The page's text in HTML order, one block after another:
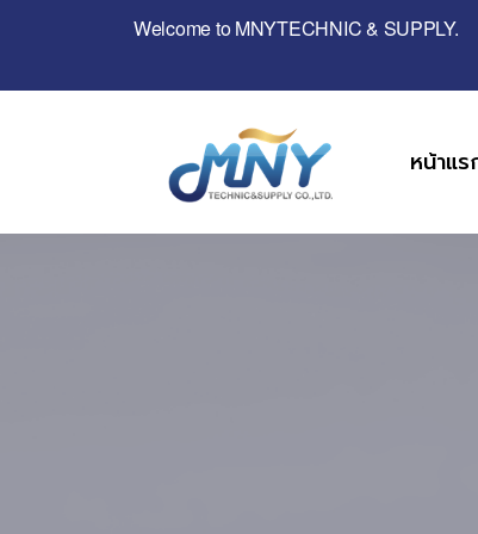
Welcome to MNYTECHNIC & SUPPLY.
หน้าแร